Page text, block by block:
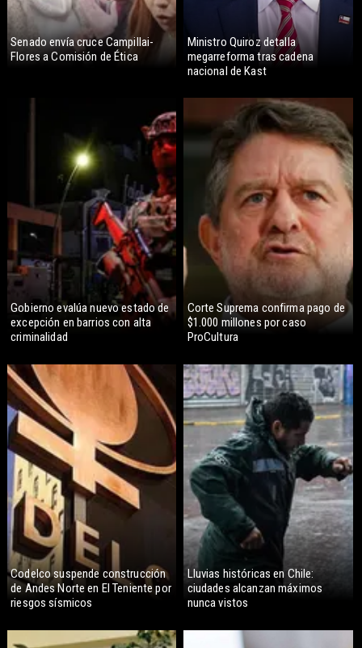
Senado envía cruce Campillai-
Flores a Comisión de Ética
Ministro Quiroz detalla
megarreforma tras cadena
nacional de Kast
Gobierno evalúa nuevo estado de
excepción en barrios con alta
criminalidad
Corte Suprema confirma pago de
$1.000 millones por caso
ProCultura
Codelco suspende construcción
de Andes Norte en El Teniente por
riesgos sísmicos
Lluvias históricas en Chile:
ciudades alcanzan máximos
nunca vistos